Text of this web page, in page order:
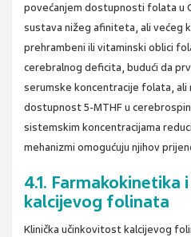
povećanjem dostupnosti folata u
sustava nižeg afiniteta, ali većeg
prehrambeni ili vitaminski oblici
cerebralnog deficita, budući da
serumske koncentracije folata, ali
dostupnost 5-MTHF u
sistemskim koncentracijama
mehanizmi omogućuju njihov
4.1.
kalcijevog folinata
Klinička učinkovitost kalcijevog